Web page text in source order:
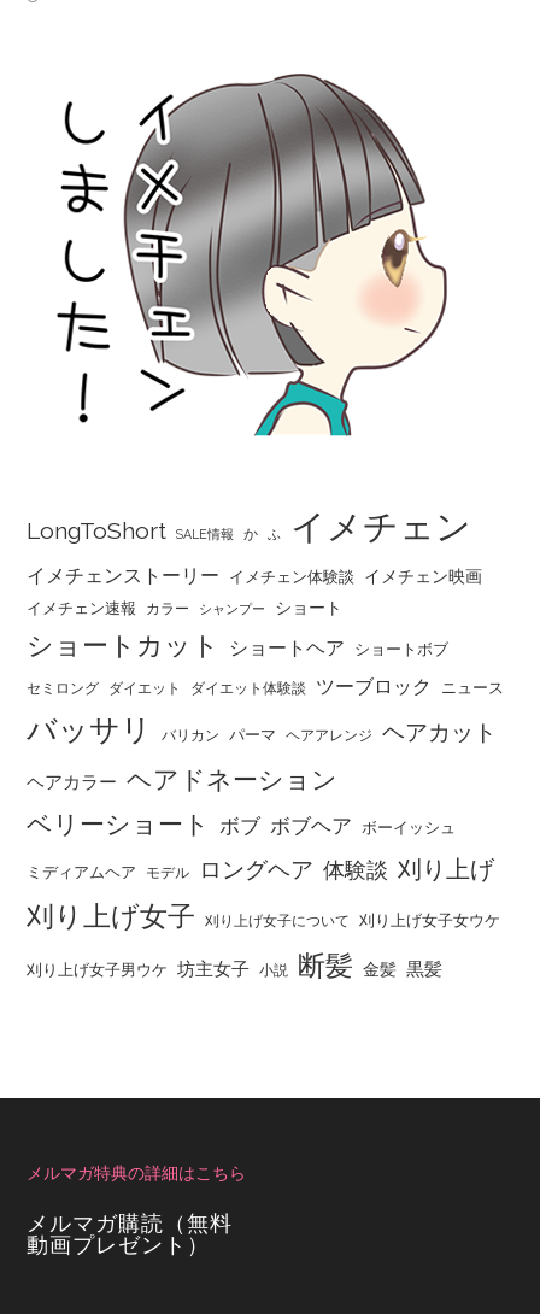
LongToShort SALE情報 か ふ イメチェン
イメチェンストーリー イメチェン体験談 イメチェン映画
イメチェン速報 カラー シャンプー ショート
ショートカット ショートヘア ショートボブ
セミロング ダイエット ダイエット体験談 ツーブロック ニュース
バッサリ バリカン パーマ ヘアアレンジ ヘアカット
ヘアカラー ヘアドネーション
ベリーショート
ボブ ボブヘア ボーイッシュ
ミディアムヘア モデル ロングヘア 体験談 刈り上げ
刈り上げ女子 刈り上げ女子について 刈り上げ女子女ウケ
刈り上げ女子男ウケ 坊主女子 小説 断髪 金髪 黒髪
メルマガ特典の詳細はこちら
メルマガ購読（無料
動画プレゼント）